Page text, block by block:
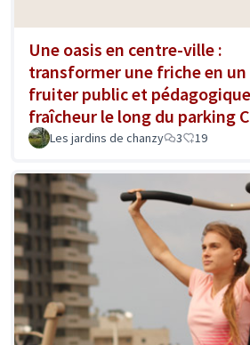
Une oasis en centre-ville :
transformer une friche en
fruiter public et
fraîcheur le long du parking
Les jardins de chanzy 3 19